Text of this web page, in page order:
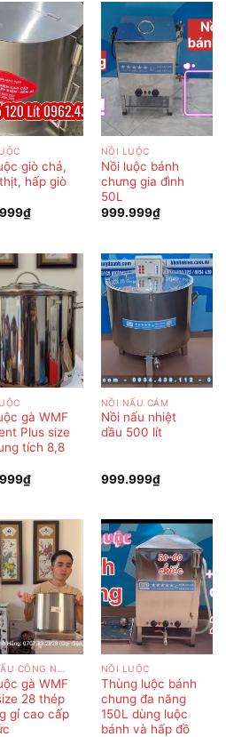
giò chả,
hấp giò
₫
NỒI LUỘC
Nồi luộc bánh
chưng gia đình
50L
999.999₫
gà WMF
Plus size
tích 8,8
₫
NỒI NẤU CÁM
Nồi nấu nhiệt
dầu 500 lít
999.999₫
gà WMF
28 thép
gỉ cao cấp
NỒI LUỘC
Thùng luộc bánh
chưng đa năng
150L dùng luộc
bánh và hấp đồ